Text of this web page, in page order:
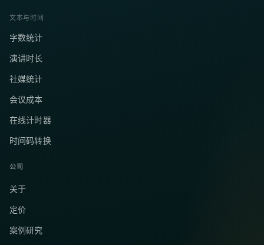
文本与时间
字数统计
演讲时长
社媒统计
会议成本
在线计时器
时间码转换
公司
关于
定价
案例研究